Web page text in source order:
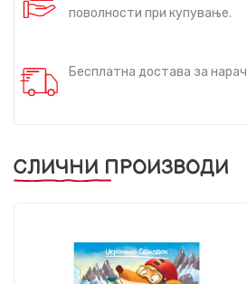
поволности при купување.
Бесплатна достава за
СЛИЧНИ ПРОИЗВОДИ